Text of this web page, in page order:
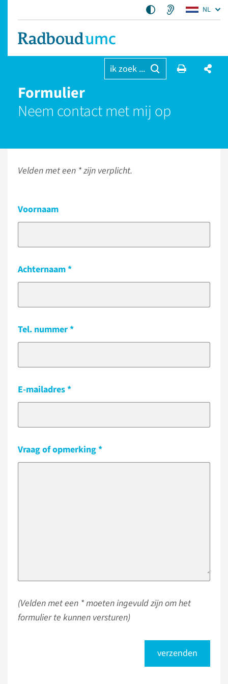
NL
ik zoek ...
Formulier
Neem contact met mij op
Velden met een * zijn verplicht.
Voornaam
Achternaam
Tel. nummer
E-mailadres
Vraag of opmerking
(Velden met een * moeten ingevuld zijn om het
formulier te kunnen versturen)
verzenden